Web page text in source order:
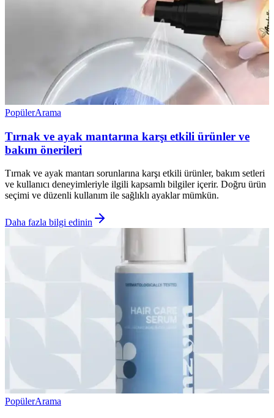
PopülerArama
Tırnak ve ayak mantarına karşı etkili ürünler ve
bakım önerileri
Tırnak ve ayak mantarı sorunlarına karşı etkili ürünler, bakım setleri
ve kullanıcı deneyimleriyle ilgili kapsamlı bilgiler içerir. Doğru ürün
seçimi ve düzenli kullanım ile sağlıklı ayaklar mümkün.
Daha fazla bilgi edinin
PopülerArama